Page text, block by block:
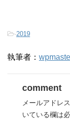
-2019
執筆者：
comment
メールアドレ
いている欄は